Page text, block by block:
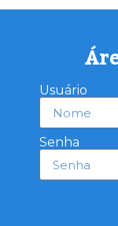
Usuário
Senha